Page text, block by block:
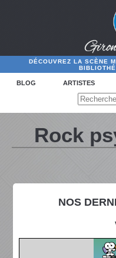
DÉCOUVREZ LA SCÈNE
BLOG ARTISTES
NOS
Rock